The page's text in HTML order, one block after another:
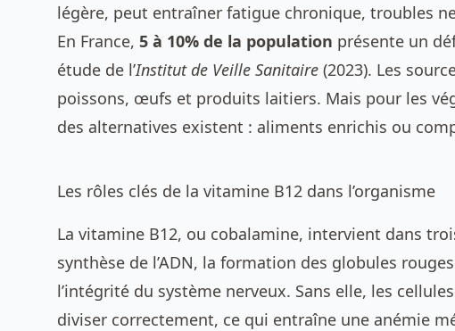
légère, peut entraîner fatigue chronique, troubles
En France, 5 à 10% de la population présente un
étude de l’Institut de Veille Sanitaire (2023). Les
poissons, œufs et produits laitiers. Mais pour les
des alternatives existent : aliments enrichis ou
Les rôles clés de la vitamine B12 dans l’organisme
La vitamine B12, ou cobalamine, intervient dans
synthèse de l’ADN, la formation des globules
l’intégrité du système nerveux. Sans elle, les
diviser correctement, ce qui entraîne une anémie